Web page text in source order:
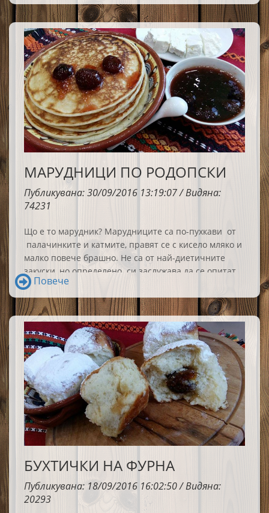
Ако искате да усетите разликата с качествено
брашно вижте тук 👉
https://s.shopeee.com/3NwDИ не забравяйте
промо кодаBENI10за отстъпка 🎁
МАРУДНИЦИ ПО РОДОПСКИ
Публикувана: 30/09/2016 13:19:07 / Видяна:
74231
Що е то марудник? Марудниците са по-пухкави от
палачинките и катмите, правят се с кисело мляко и
малко повече брашно. Не са от най-диетичните
закуски, но определено си заслужава да се опитат.
Повече
БУХТИЧКИ НА ФУРНА
Публикувана: 18/09/2016 16:02:50 / Видяна:
20293